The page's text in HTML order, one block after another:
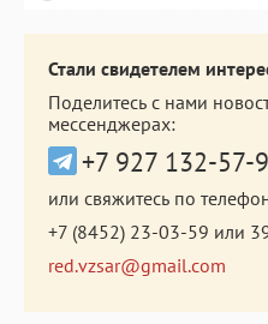
Стали свидетелем
Поделитесь с нами
мессенджерах:
+7 927 132-57-
или свяжитесь по
+7 (8452) 23-03-59 или
red.vzsar@gmail.com